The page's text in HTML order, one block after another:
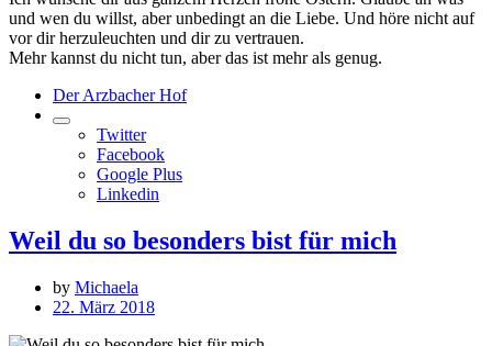
und wen du willst, aber unbedingt an die Liebe. Und höre nicht auf
vor dir herzuleuchten und dir zu vertrauen.
Mehr kannst du nicht tun, aber das ist mehr als genug.
Der Arzbacher Hof
Twitter
Facebook
Google Plus
Linkedin
Weil du so besonders bist für mich
by Michaela
22. März 2018